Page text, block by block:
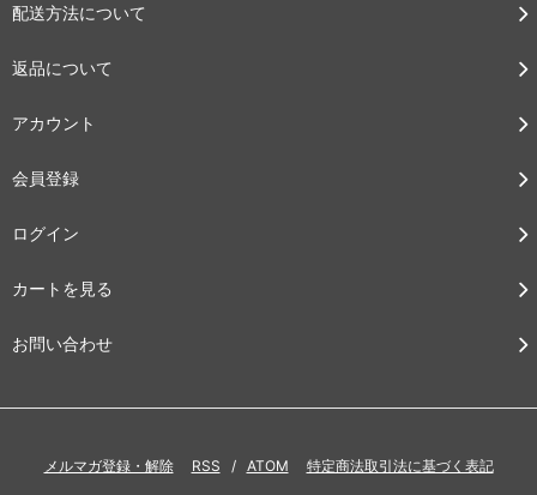
配送方法について
返品について
アカウント
会員登録
ログイン
カートを見る
お問い合わせ
メルマガ登録・解除 RSS / ATOM 特定商法取引法に基づく表記